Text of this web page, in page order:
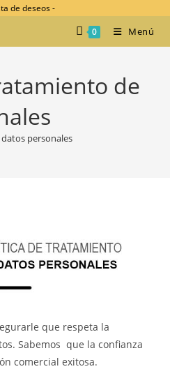
de deseos -
0
Menú
de
personales
que respeta la
Sabemos que la confianza
comercial exitosa.